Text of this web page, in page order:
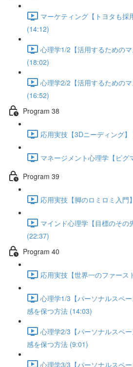
マーケティング【トヨタも採
(14:12)
心理学1/2【活用するための
(18:02)
心理学2/2【活用するための
(16:52)
Program 38
応用実技【3Dニーディング
マネージメント心理学【ピグ
Program 39
応用実技【脚のロミロミ入門
マインド心理学【目標のその
(22:37)
Program 40
応用実技【世界一のファース
心理学1/3【パーソナルスペ
感を保つ方法 (14:03)
心理学2/3【パーソナルスペ
感を保つ方法 (9:01)
心理学3/3【パーソナルスペ